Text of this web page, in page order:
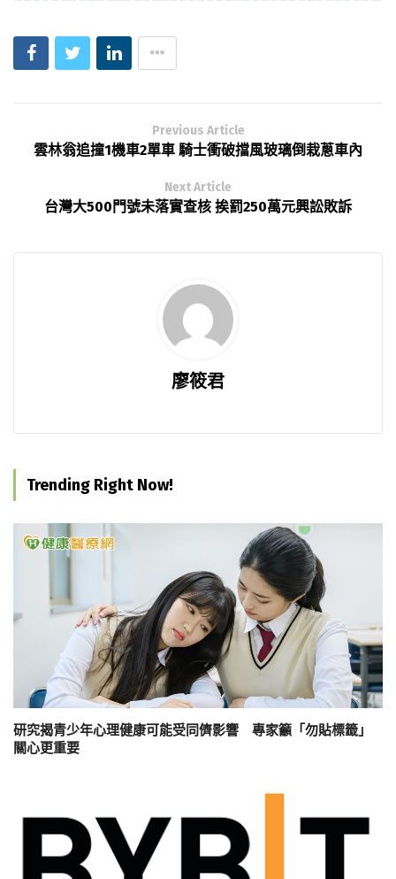
Previous Article
雲林翁追撞1機車2單車 騎士衝破擋風玻璃倒栽蔥車內
Next Article
台灣大500門號未落實查核 挨罰250萬元興訟敗訴
廖筱君
Trending Right Now!
研究揭青少年心理健康可能受同儕影響 專家籲「勿貼標籤」
關心更重要